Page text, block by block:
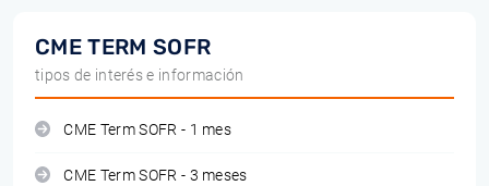
CME TERM SOFR
tipos de interés e información
CME Term SOFR - 1 mes
CME Term SOFR - 3 meses